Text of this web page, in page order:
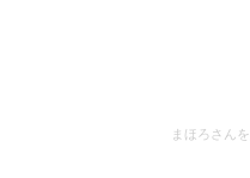
まほろさん